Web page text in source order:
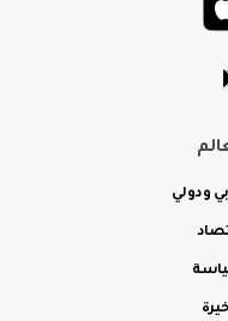
ودولي